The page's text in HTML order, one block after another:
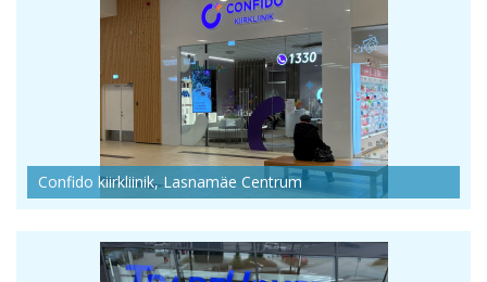
Confido kiirkliinik, Lasnamäe Centrum